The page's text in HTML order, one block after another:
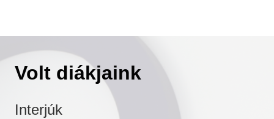
Volt diákjaink
Interjúk